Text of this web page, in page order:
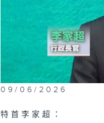
09/06/2026
特首李家超：